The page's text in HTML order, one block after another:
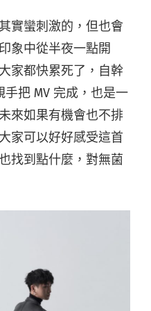
實蠻刺激的，但也會
象中從半夜一點開
家都快累死了，自幹
把 MV 完成，也是一
來如果有機會也不排
家可以好好感受這首
找到點什麼，對無菌